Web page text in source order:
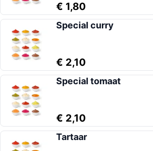
€ 1,80
Special curry
€ 2,10
Special tomaat
€ 2,10
Tartaar